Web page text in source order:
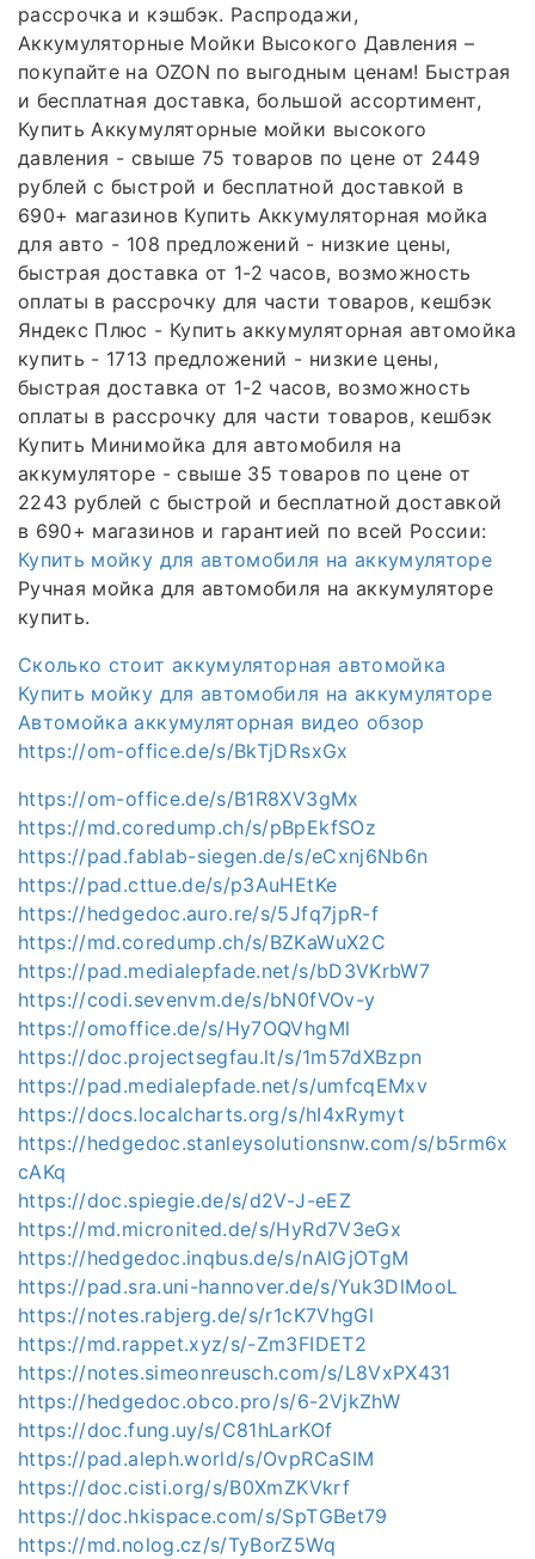
рассрочка и кэшбэк. Распродажи,
Аккумуляторные Мойки Высокого Давления –
покупайте на OZON по выгодным ценам! Быстрая
и бесплатная доставка, большой ассортимент,
Купить Аккумуляторные мойки высокого
давления - свыше 75 товаров по цене от 2449
рублей с быстрой и бесплатной доставкой в
690+ магазинов Купить Аккумуляторная мойка
для авто - 108 предложений - низкие цены,
быстрая доставка от 1-2 часов, возможность
оплаты в рассрочку для части товаров, кешбэк
Яндекс Плюс - Купить аккумуляторная автомойка
купить - 1713 предложений - низкие цены,
быстрая доставка от 1-2 часов, возможность
оплаты в рассрочку для части товаров, кешбэк
Купить Минимойка для автомобиля на
аккумуляторе - свыше 35 товаров по цене от
2243 рублей с быстрой и бесплатной доставкой
в 690+ магазинов и гарантией по всей России:
Купить мойку для автомобиля на аккумуляторе
Ручная мойка для автомобиля на аккумуляторе
купить.
Сколько стоит аккумуляторная автомойка
Купить мойку для автомобиля на аккумуляторе
Автомойка аккумуляторная видео обзор
https://om-office.de/s/BkTjDRsxGx
https://om-office.de/s/B1R8XV3gMx
https://md.coredump.ch/s/pBpEkfSOz
https://pad.fablab-siegen.de/s/eCxnj6Nb6n
https://pad.cttue.de/s/p3AuHEtKe
https://hedgedoc.auro.re/s/5Jfq7jpR-f
https://md.coredump.ch/s/BZKaWuX2C
https://pad.medialepfade.net/s/bD3VKrbW7
https://codi.sevenvm.de/s/bN0fVOv-y
https://omoffice.de/s/Hy7OQVhgMl
https://doc.projectsegfau.lt/s/1m57dXBzpn
https://pad.medialepfade.net/s/umfcqEMxv
https://docs.localcharts.org/s/hI4xRymyt
https://hedgedoc.stanleysolutionsnw.com/s/b5rm6x
cAKq
https://doc.spiegie.de/s/d2V-J-eEZ
https://md.micronited.de/s/HyRd7V3eGx
https://hedgedoc.inqbus.de/s/nAlGjOTgM
https://pad.sra.uni-hannover.de/s/Yuk3DlMooL
https://notes.rabjerg.de/s/r1cK7VhgGl
https://md.rappet.xyz/s/-Zm3FIDET2
https://notes.simeonreusch.com/s/L8VxPX431
https://hedgedoc.obco.pro/s/6-2VjkZhW
https://doc.fung.uy/s/C81hLarKOf
https://pad.aleph.world/s/OvpRCaSIM
https://doc.cisti.org/s/B0XmZKVkrf
https://doc.hkispace.com/s/SpTGBet79
https://md.nolog.cz/s/TyBorZ5Wq